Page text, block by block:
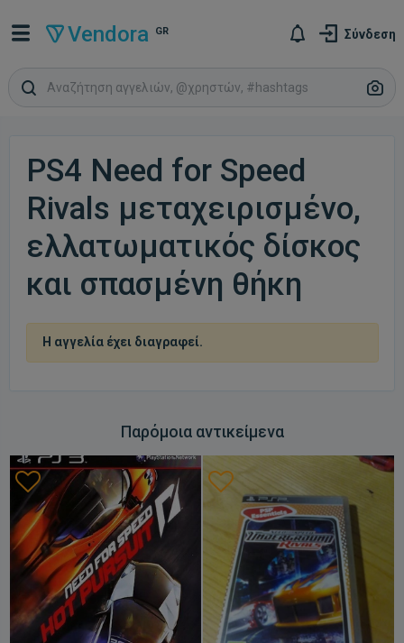
Vendora GR Σύνδεση
PS4 Need for Speed
Rivals μεταχειρισμένο,
ελλατωματικός δίσκος
και σπασμένη θήκη
Η αγγελία έχει διαγραφεί.
Παρόμοια αντικείμενα